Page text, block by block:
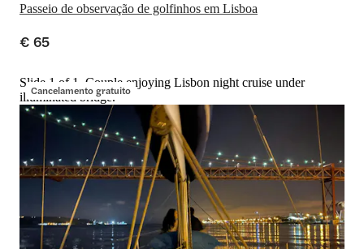
Passeio de observação de golfinhos em Lisboa
€ 65
Cancelamento gratuito
Slide 1 of 1, Couple enjoying Lisbon night cruise under
illuminated bridge.